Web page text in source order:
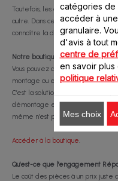
Toutefois, les durées de
autre. Dans ce cas, c'est le pays
connaître la durée de garantie.
Notre boutique pièces et
Vous pouvez commander des
montage ou encore, consulter
C’est la solution la moins chère,
démontage et de remontage.
même n’est pas garantie.
Accéder à la boutique.
Qu'est-ce que l'engagement
Le coût des pièces à un prix juste
catégories de
accéder à
granulaire.
d'avis à tout
centre de
en savoir plus
politique
Mes choix